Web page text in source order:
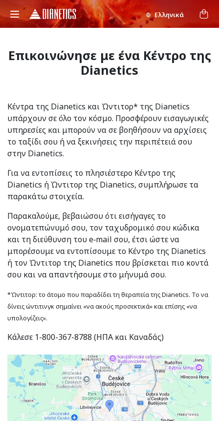
Ελληνικά
Επικοινώνησε με ένα Κέντρο της
Dianetics
Κέντρα της Dianetics και Ώντιτορ* της Dianetics
υπάρχουν σε όλο τον κόσμο. Προσφέρουν εισαγωγικές
υπηρεσίες και μπορούν να σε βοηθήσουν να αρχίσεις
το ταξίδι σου ή να ξεκινήσεις την περιπέτειά σου
στην Dianetics.
Για να εντοπίσεις το πλησιέστερο Κέντρο της
Dianetics ή Ώντιτορ της Dianetics, συμπλήρωσε τα
παρακάτω στοιχεία.
Παρακαλούμε, βεβαιώσου ότι εισήγαγες το
ονοματεπώνυμό σου, τον ταχυδρομικό σου κώδικα
και τη διεύθυνση του e‑mail σου, έτσι ώστε να
μπορέσουμε να εντοπίσουμε το Κέντρο της Dianetics
ή τον Ώντιτορ της Dianetics που βρίσκεται πιο κοντά
σου και να απαντήσουμε στο μήνυμά σου.
*Ώντιτορ: το άτομο που παραδίδει τη θεραπεία της Dianetics. Το να
δίνεις ώντιτινγκ σημαίνει «να ακούς προσεκτικά» και επίσης «να
υπολογίζεις».
Κάλεσε 1-800-367-8788 (ΗΠΑ και Καναδάς)